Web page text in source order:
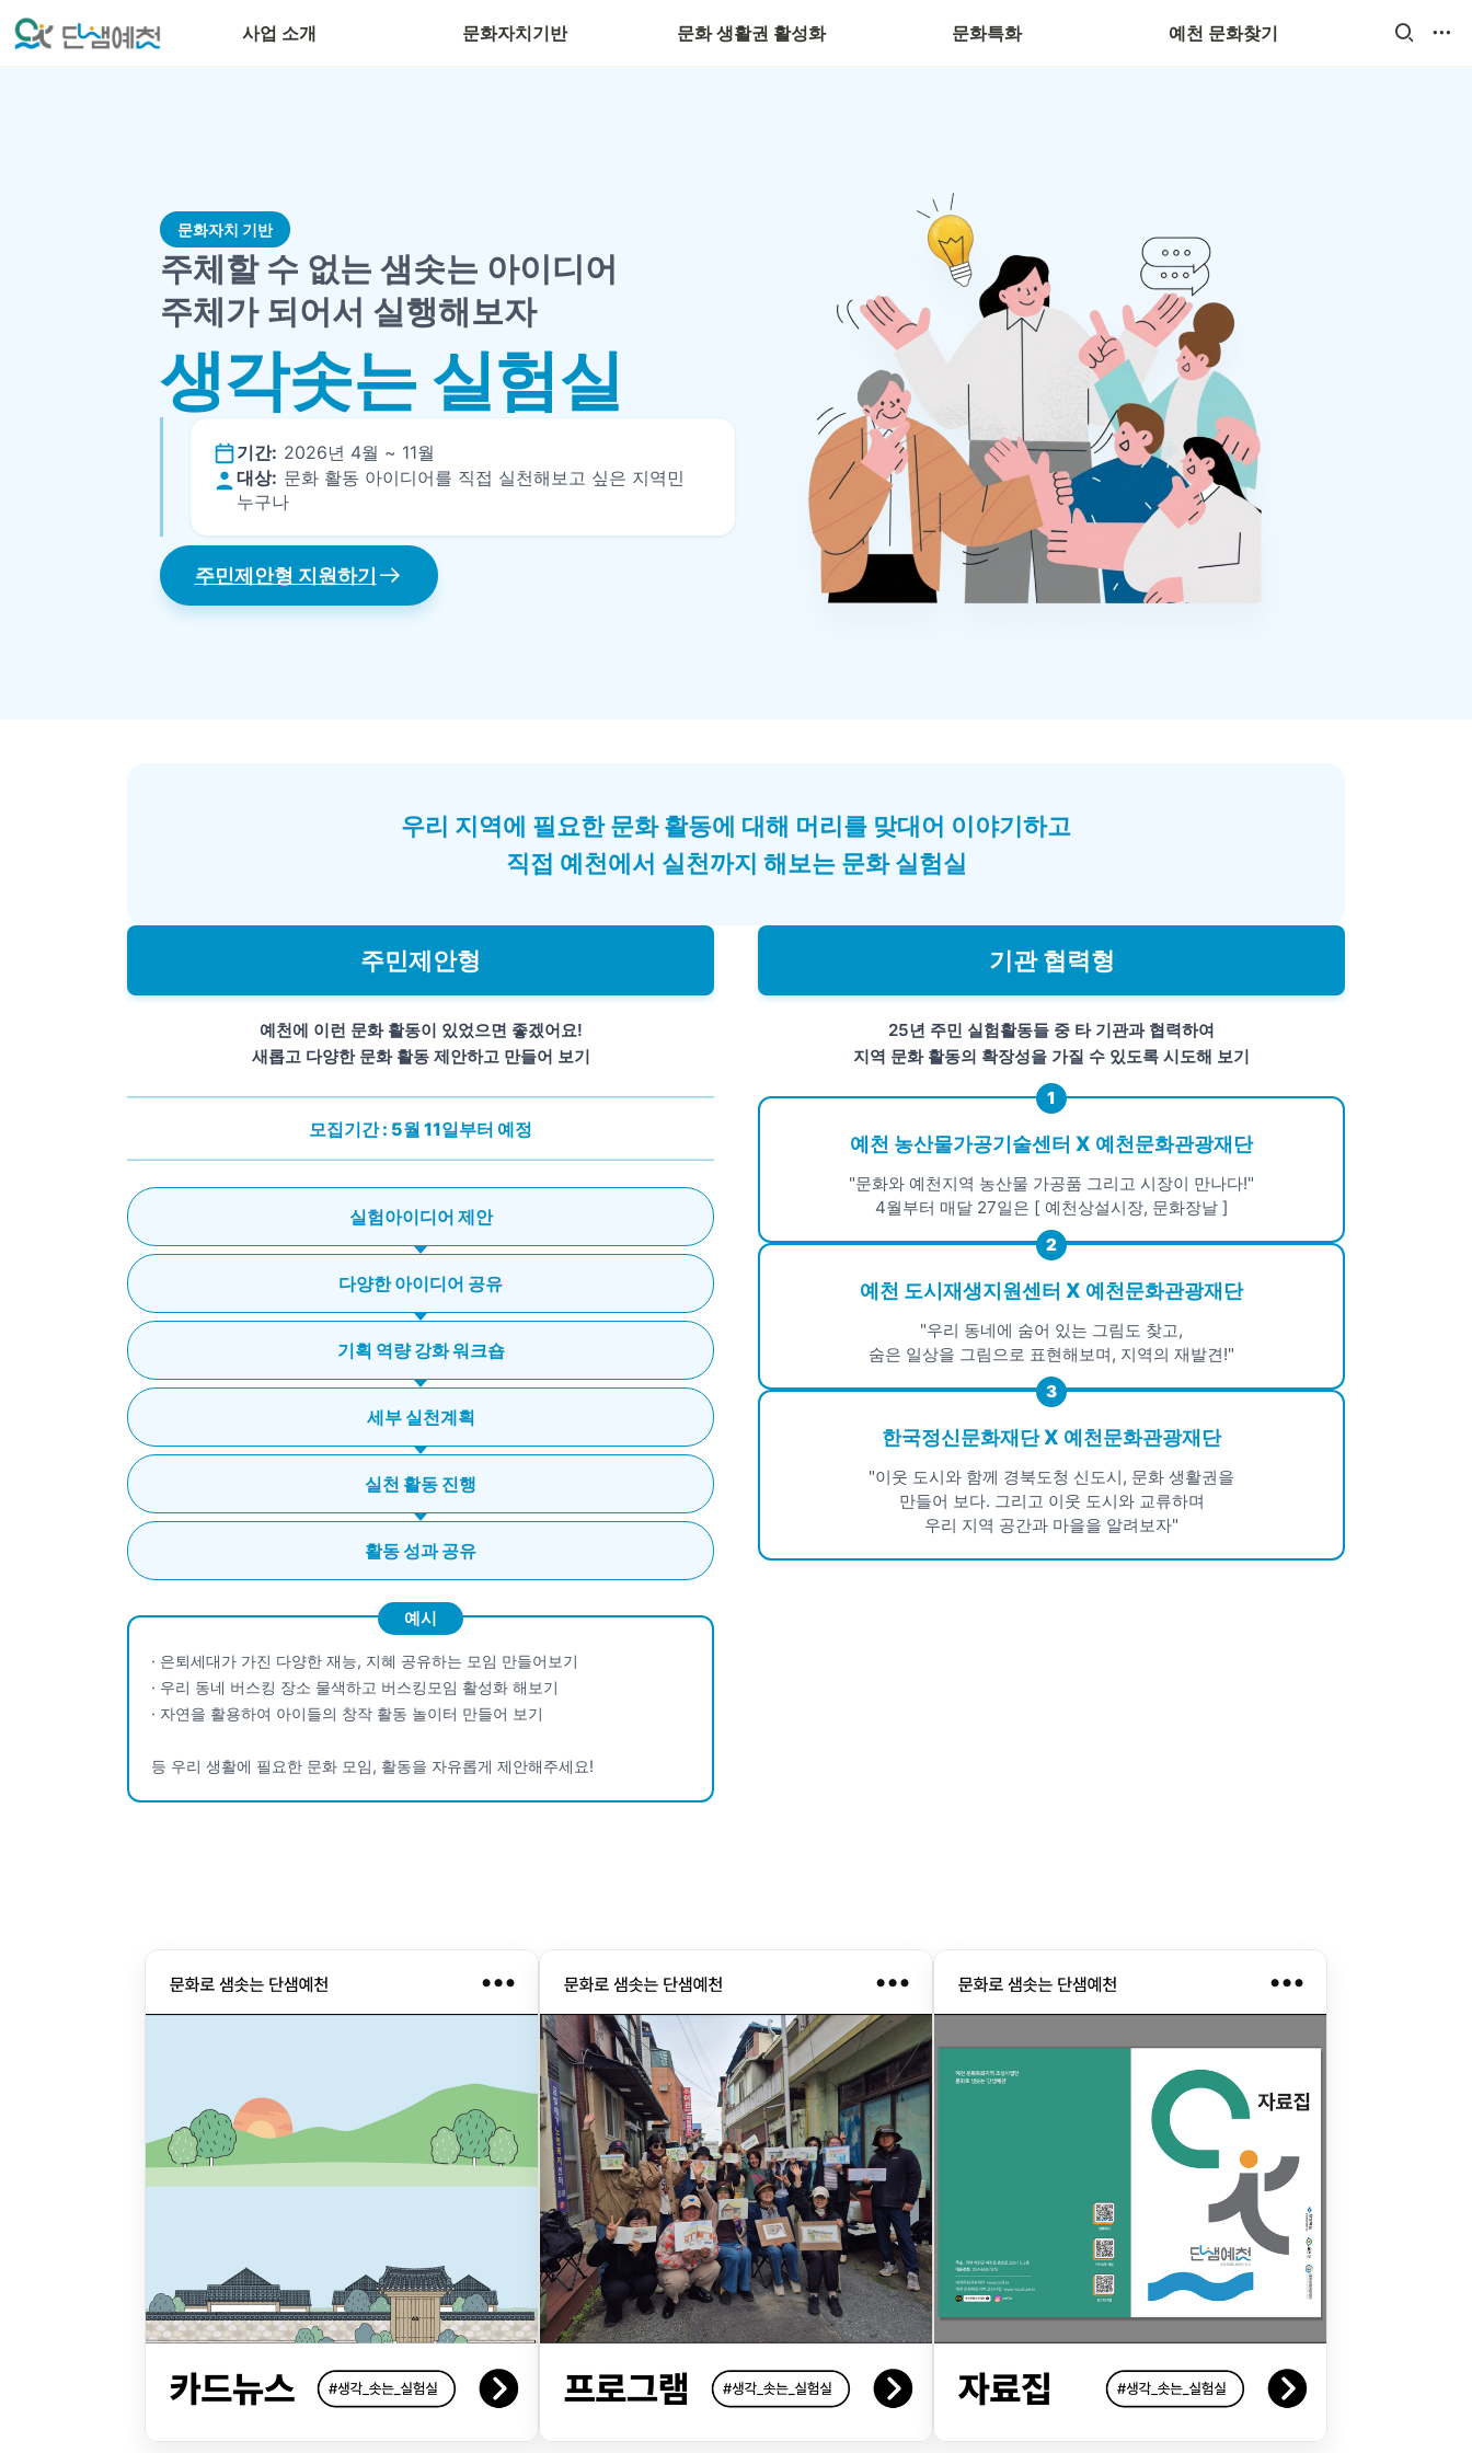
사업 소개 문화자치기반 문화 생활권 활성화 문화특화 예천 문화찾기
단샘문화PD
문화자치 기반
주체할 수 없는 샘솟는 아이디어
주체가 되어서 실행해보자
생각솟는 실험실
기간: 2026년 4월 ~ 11월
대상: 문화 활동 아이디어를 직접 실천해보고 싶은 지역민
누구나
주민제안형 지원하기
우리 지역에 필요한 문화 활동에 대해 머리를 맞대어 이야기하고
직접 예천에서 실천까지 해보는 문화 실험실
주민제안형
예천에 이런 문화 활동이 있었으면 좋겠어요!
새롭고 다양한 문화 활동 제안하고 만들어 보기
모집기간 : 5월 11일부터 예정
실험아이디어 제안
다양한 아이디어 공유
기획 역량 강화 워크숍
세부 실천계획
실천 활동 진행
활동 성과 공유
예시
· 은퇴세대가 가진 다양한 재능, 지혜 공유하는 모임 만들어보기
· 우리 동네 버스킹 장소 물색하고 버스킹모임 활성화 해보기
· 자연을 활용하여 아이들의 창작 활동 놀이터 만들어 보기
등 우리 생활에 필요한 문화 모임, 활동을 자유롭게 제안해주세요!
기관 협력형
25년 주민 실험활동들 중 타 기관과 협력하여
지역 문화 활동의 확장성을 가질 수 있도록 시도해 보기
1
예천 농산물가공기술센터 X 예천문화관광재단
"문화와 예천지역 농산물 가공품 그리고 시장이 만나다!"
4월부터 매달 27일은 [ 예천상설시장, 문화장날 ]
2
예천 도시재생지원센터 X 예천문화관광재단
"우리 동네에 숨어 있는 그림도 찾고,
숨은 일상을 그림으로 표현해보며, 지역의 재발견!"
3
한국정신문화재단 X 예천문화관광재단
"이웃 도시와 함께 경북도청 신도시, 문화 생활권을
만들어 보다. 그리고 이웃 도시와 교류하며
우리 지역 공간과 마을을 알려보자"